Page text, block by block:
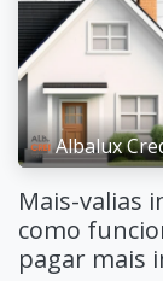
Albalux
Mais-valias
como
pagar mais